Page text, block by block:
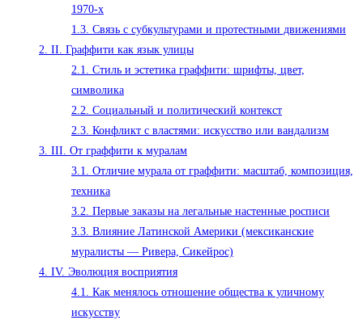
1970-х
1.3. Связь с субкультурами и протестными движениями
2. II. Граффити как язык улицы
2.1. Стиль и эстетика граффити: шрифты, цвет,
символика
2.2. Социальный и политический контекст
2.3. Конфликт с властями: искусство или вандализм
3. III. От граффити к муралам
3.1. Отличие мурала от граффити: масштаб, композиция,
техника
3.2. Первые заказы на легальные настенные росписи
3.3. Влияние Латинской Америки (мексиканские
муралисты — Ривера, Сикейрос)
4. IV. Эволюция восприятия
4.1. Как менялось отношение общества к уличному
искусству